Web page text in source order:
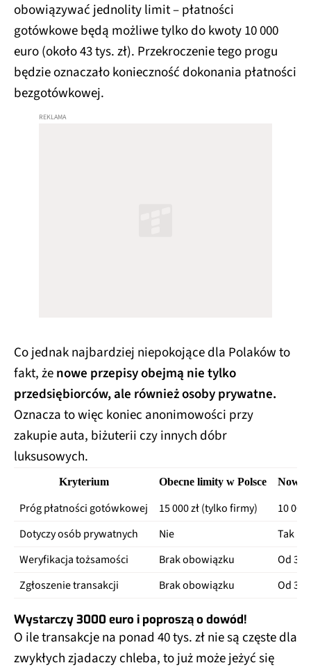
obowiązywać jednolity limit – płatności
gotówkowe będą możliwe tylko do kwoty 10 000
euro (około 43 tys. zł). Przekroczenie tego progu
będzie oznaczało konieczność dokonania płatności
bezgotówkowej.
Co jednak najbardziej niepokojące dla Polaków to
fakt, żenowe przepisy obejmą nie tylko
przedsiębiorców, ale również osoby prywatne.
Oznacza to więc koniec anonimowości przy
zakupie auta, biżuterii czy innych dóbr
luksusowych.
Kryterium Obecne limity w Polsce Nowe
Próg płatności gotówkowej 15 000 zł (tylko firmy)
10
Dotyczy osób prywatnych
Nie
Tak
Weryfikacja tożsamości
Brak obowiązku
Od 3
Zgłoszenie transakcji
Brak obowiązku Od 3
Wystarczy 3000 euro i poproszą o dowód!
O ile transakcje na ponad 40 tys. zł nie są częste dla
zwykłych zjadaczy chleba, to już może jeżyć się